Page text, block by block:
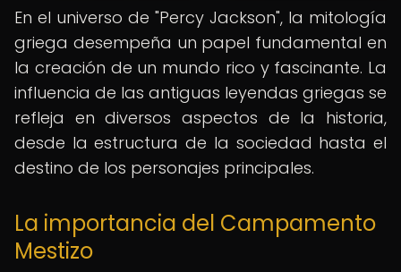
En el universo de "Percy Jackson", la mitología
griega desempeña un papel fundamental en
la creación de un mundo rico y fascinante. La
influencia de las antiguas leyendas griegas se
refleja en diversos aspectos de la historia,
desde la estructura de la sociedad hasta el
destino de los personajes principales.
La importancia del Campamento
Mestizo